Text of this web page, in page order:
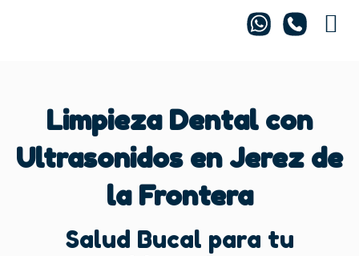
Limpieza Dental con
Ultrasonidos en Jerez de
la Frontera
Salud Bucal para tu